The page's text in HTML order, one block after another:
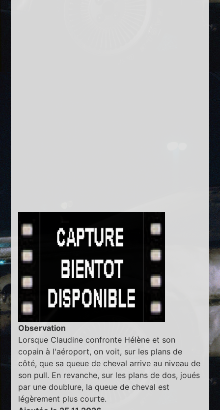
Observation
Lorsque Claudine confronte Hélène et son
copain à l'aéroport, on voit, sur les plans de
côté, que sa queue de cheval arrive au niveau de
son pull. En revanche, sur les plans de dos, joués
par une doublure, la queue de cheval est
légèrement plus courte.